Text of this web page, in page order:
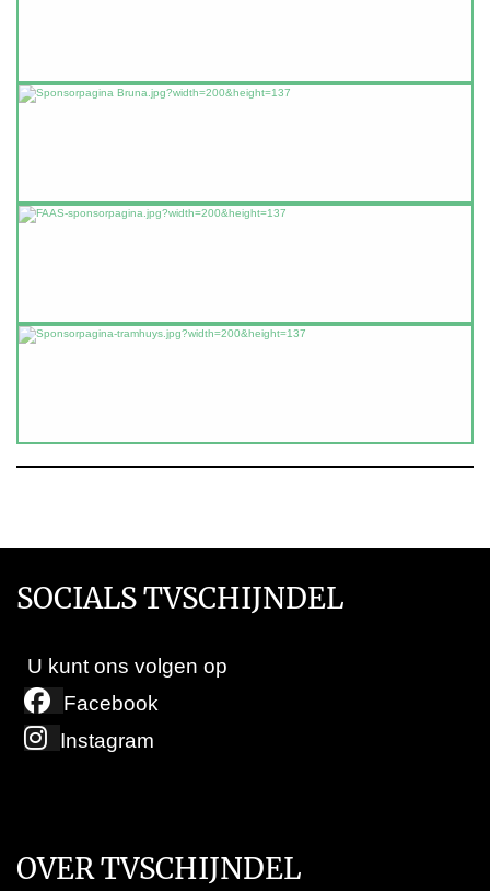
SOCIALS TVSCHIJNDEL
U kunt ons volgen op
Facebook
Instagram
OVER TVSCHIJNDEL